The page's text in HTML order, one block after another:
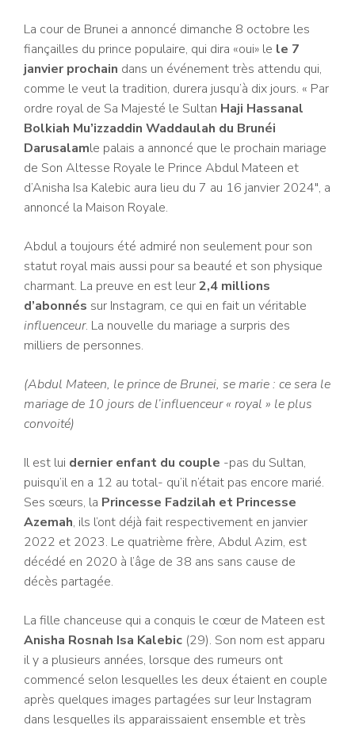
La cour de Brunei a annoncé dimanche 8 octobre les
fiançailles du prince populaire, qui dira «oui» le le 7
janvier prochain dans un événement très attendu qui,
comme le veut la tradition, durera jusqu’à dix jours. « Par
ordre royal de Sa Majesté le Sultan Haji Hassanal
Bolkiah Mu’izzaddin Waddaulah du Brunéi
Darusalamle palais a annoncé que le prochain mariage
de Son Altesse Royale le Prince Abdul Mateen et
d’Anisha Isa Kalebic aura lieu du 7 au 16 janvier 2024″, a
annoncé la Maison Royale.
Abdul a toujours été admiré non seulement pour son
statut royal mais aussi pour sa beauté et son physique
charmant. La preuve en est leur2,4 millions
d’abonnés sur Instagram, ce qui en fait un véritable
influenceur. La nouvelle du mariage a surpris des
milliers de personnes.
(Abdul Mateen, le prince de Brunei, se marie : ce sera le
mariage de 10 jours de l’influenceur « royal » le plus
convoité)
Il est lui dernier enfant du couple -pas du Sultan,
puisqu’il en a 12 au total- qu’il n’était pas encore marié.
Ses sœurs, la Princesse Fadzilah et Princesse
Azemah, ils l’ont déjà fait respectivement en janvier
2022 et 2023. Le quatrième frère, Abdul Azim, est
décédé en 2020 à l’âge de 38 ans sans cause de
décès partagée.
La fille chanceuse qui a conquis le cœur de Mateen est
Anisha Rosnah Isa Kalebic (29). Son nom est apparu
il y a plusieurs années, lorsque des rumeurs ont
commencé selon lesquelles les deux étaient en couple
après quelques images partagées sur leur Instagram
dans lesquelles ils apparaissaient ensemble et très